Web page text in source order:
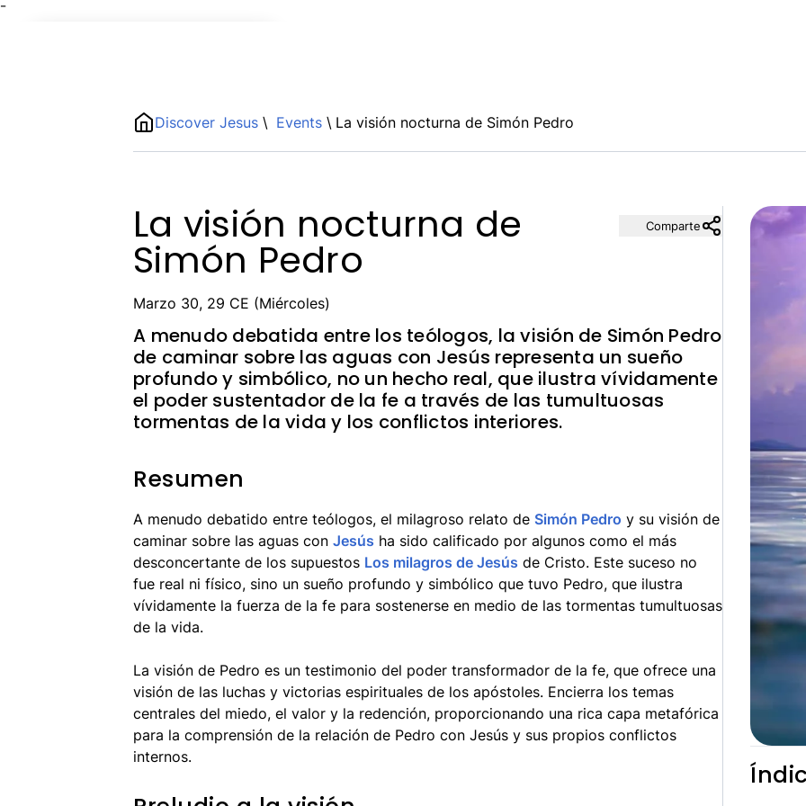
¯
Discover Jesus \ Events \ La visión nocturna de Simón Pedro
La visión nocturna de
Simón Pedro
Marzo 30, 29 CE (Miércoles)
A menudo debatida entre los teólogos, la visión de Simón Pedro
de caminar sobre las aguas con Jesús representa un sueño
profundo y simbólico, no un hecho real, que ilustra vívidamente
el poder sustentador de la fe a través de las tumultuosas
tormentas de la vida y los conflictos interiores.
Comparte
Resumen
A menudo debatido entre teólogos, el milagroso relato de Simón Pedro y su visión de
caminar sobre las aguas con Jesús ha sido calificado por algunos como el más
desconcertante de los supuestos Los milagros de Jesús de Cristo. Este suceso no
fue real ni físico, sino un sueño profundo y simbólico que tuvo Pedro, que ilustra
vívidamente la fuerza de la fe para sostenerse en medio de las tormentas tumultuosas
de la vida.
La visión de Pedro es un testimonio del poder transformador de la fe, que ofrece una
visión de las luchas y victorias espirituales de los apóstoles. Encierra los temas
centrales del miedo, el valor y la redención, proporcionando una rica capa metafórica
para la comprensión de la relación de Pedro con Jesús y sus propios conflictos
internos.